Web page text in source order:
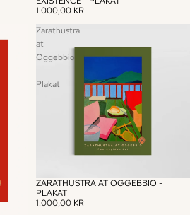
1.000,00 KR
Zarathustra
at
Oggebbio
-
Plakat
ZARATHUSTRA AT OGGEBBIO -
PLAKAT
1.000,00 KR